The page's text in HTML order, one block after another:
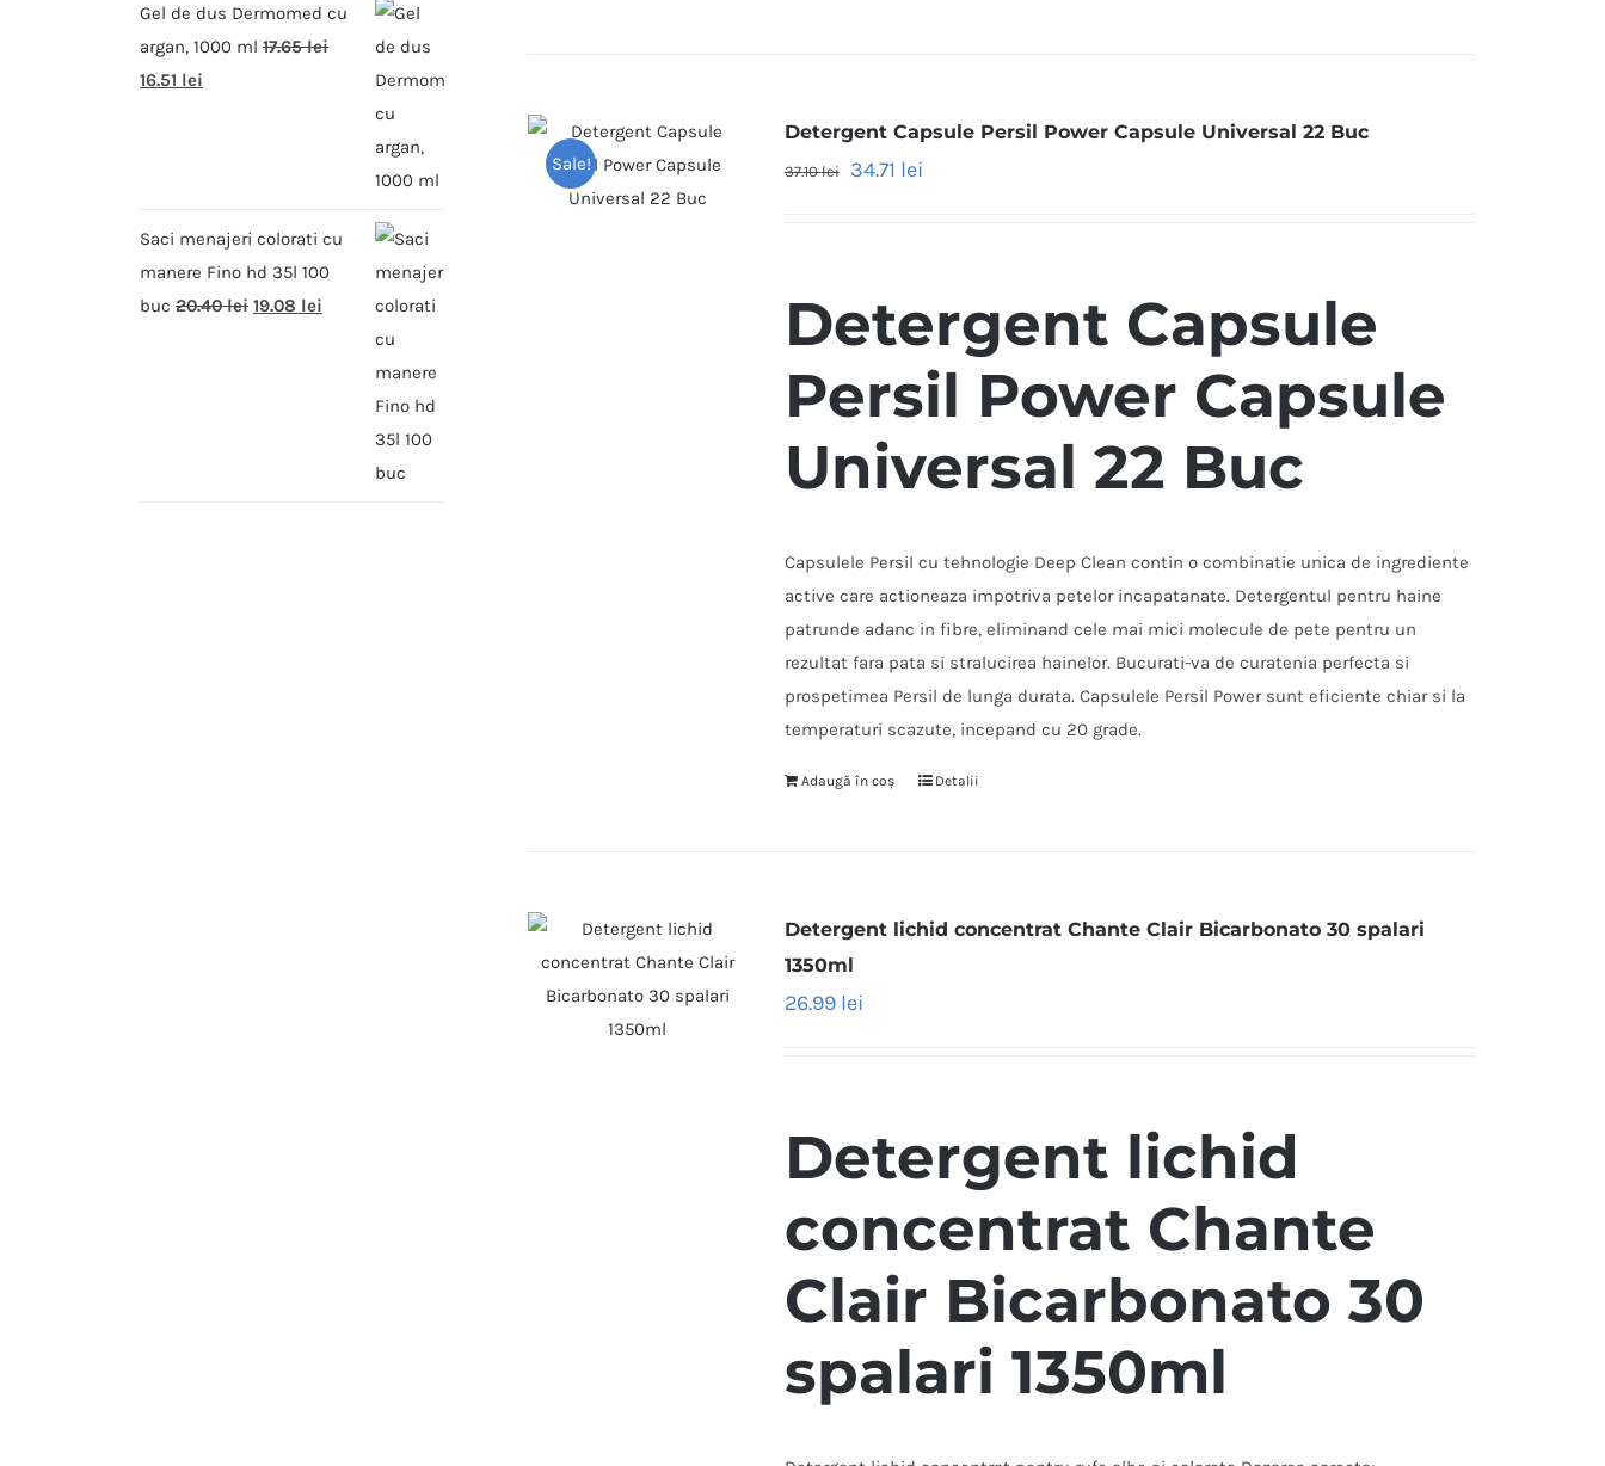
Sale!
Detergent Capsule Persil Power Capsule Universal 22 Buc
37.10lei 34.71 lei
Detergent Capsule
Persil Power Capsule
Universal 22 Buc
Capsulele Persil cu tehnologie Deep Clean contin o combinatie unica de ingrediente
active care actioneaza impotriva petelor incapatanate. Detergentul pentru haine
patrunde adanc in fibre, eliminand cele mai mici molecule de pete pentru un
rezultat fara pata si stralucirea hainelor. Bucurati-va de curatenia perfecta si
prospetimea Persil de lunga durata. Capsulele Persil Power sunt eficiente chiar si la
temperaturi scazute, incepand cu 20 grade.
Adaugă în coș Detalii
Detergent lichid concentrat Chante Clair Bicarbonato 30 spalari
1350ml
26.99 lei
Detergent lichid
concentrat Chante
Clair Bicarbonato 30
spalari 1350ml
Gel de dus Dermomed cu
argan, 1000 ml 17.65lei
16.51 lei
Saci menajeri colorati cu
manere Fino hd 35l 100
buc 20.40lei 19.08 lei